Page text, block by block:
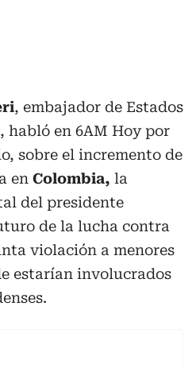
, embajador de Estados
habló en 6AM Hoy por
sobre el incremento de
en Colombia, la
del presidente
de la lucha contra
violación a menores
estarían involucrados